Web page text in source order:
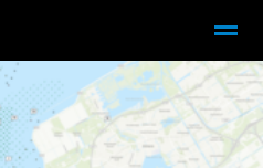
Adverteren Redactie